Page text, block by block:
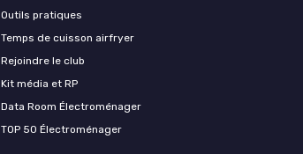
Outils pratiques
Temps de cuisson airfryer
Rejoindre le club
Kit média et RP
Data Room Électroménager
TOP 50 Électroménager